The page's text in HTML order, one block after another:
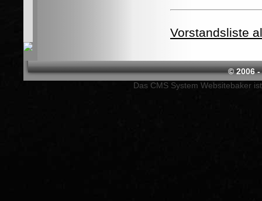
© 2006 -
Das CMS System Websitebaker